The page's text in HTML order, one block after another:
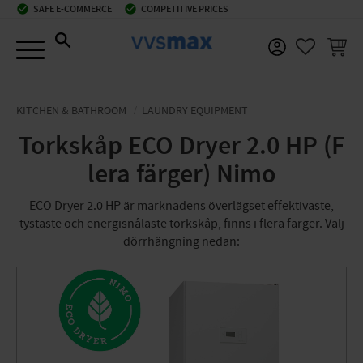
check_circle SAFE E-COMMERCE check_circle COMPETITIVE PRICES
BASKET
KITCHEN & BATHROOM LAUNDRY EQUIPMENT
Torkskåp ECO Dryer 2.0 HP (F
lera färger) Nimo
ECO Dryer 2.0 HP är marknadens överlägset effektivaste,
tystaste och energisnålaste torkskåp, finns i flera färger. Välj
dörrhängning nedan: